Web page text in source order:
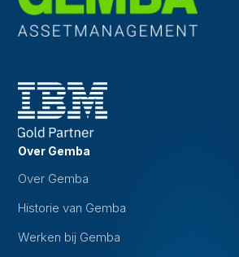
Over Gemba
Over Gemba
Historie van Gemba
Werken bij Gemba